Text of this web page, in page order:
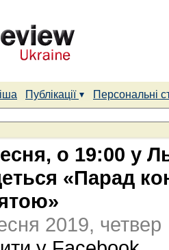
Публікації
Персональні
о 19:00 у
«Парад
2019, четвер